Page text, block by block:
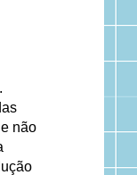
não